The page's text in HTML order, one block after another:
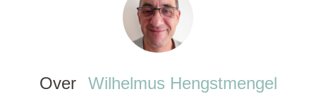
Over Wilhelmus Hengstmengel